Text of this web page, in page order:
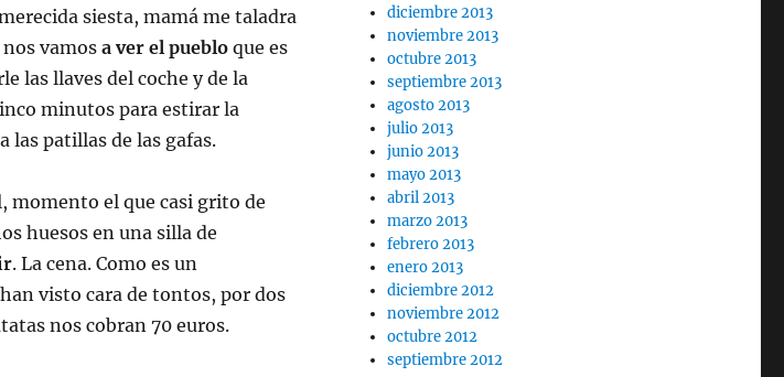
siesta, mamá me taladra
vamosa ver el puebloque es
las llaves del coche y de la
minutos para estirar la
las patillas de las gafas.
momento el que casi grito de
huesos en una silla de
. La cena. Como es un
visto cara de tontos, por dos
nos cobran 70 euros.
diciembre 2013
noviembre 2013
octubre 2013
septiembre 2013
agosto 2013
julio 2013
junio 2013
mayo 2013
abril 2013
marzo 2013
febrero 2013
enero 2013
diciembre 2012
noviembre 2012
octubre 2012
septiembre 2012